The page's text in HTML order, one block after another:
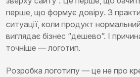
перше, що формує довіру. З
ситуації, коли продукт
виглядає бізнес “дешево”. І
точніше — логотип.
Розробка логотипу — це не про